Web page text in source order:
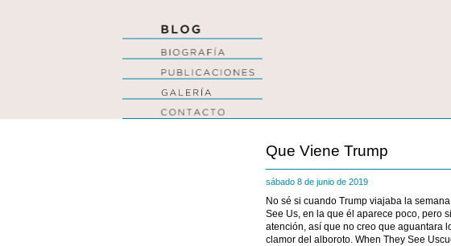
Que Viene Trump
sábado 8 de junio de 2019
No sé si cuando Trump viajaba la
See Us, en la que él aparece poco, pero
atención, así que no creo que aguantara
clamor del alboroto. When They See